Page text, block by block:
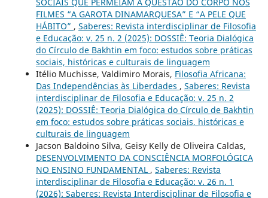
FILMES “A GAROTA DINAMARQUESA” E “A PELE QUE
HÁBITO” , Saberes: Revista interdisciplinar de Filosofia
e Educação: v. 25 n. 2 (2025): DOSSIÊ: Teoria Dialógica
do Círculo de Bakhtin em foco: estudos sobre práticas
sociais, históricas e culturais de linguagem
Itélio Muchisse, Valdimiro Morais, Filosofia Africana:
Das Independências às Liberdades , Saberes: Revista
interdisciplinar de Filosofia e Educação: v. 25 n. 2
(2025): DOSSIÊ: Teoria Dialógica do Círculo de Bakhtin
em foco: estudos sobre práticas sociais, históricas e
culturais de linguagem
Jacson Baldoino Silva, Geisy Kelly de Oliveira Caldas,
DESENVOLVIMENTO DA CONSCIÊNCIA MORFOLÓGICA
NO ENSINO FUNDAMENTAL , Saberes: Revista
interdisciplinar de Filosofia e Educação: v. 26 n. 1
(2026): Saberes: Revista Interdisciplinar de Filosofia e